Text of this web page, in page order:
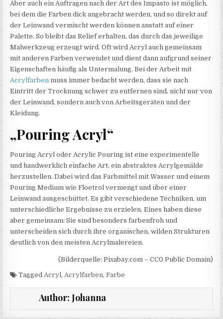
Aber auch ein Auftragen nach der Art des Impasto ist möglich,
bei dem die Farben dick angebracht werden, und so direkt auf
der Leinwand vermischt werden können anstatt auf einer
Palette. So bleibt das Relief erhalten, das durch das jeweilige
Malwerkzeug erzeugt wird. Oft wird Acryl auch gemeinsam
mit anderen Farben verwendet und dient dann aufgrund seiner
Eigenschaften häufig als Untermalung. Bei der Arbeit mit
Acrylfarben muss immer bedacht werden, dass sie nach
Eintritt der Trocknung schwer zu entfernen sind, nicht nur von
der Leinwand, sondern auch von Arbeitsgeräten und der
Kleidung.
„Pouring Acryl“
Pouring Acryl oder Acrylic Pouring ist eine experimentelle
und handwerklich einfache Art, ein abstraktes Acrylgemälde
herzustellen. Dabei wird das Farbmittel mit Wasser und einem
Pouring Medium wie Floetrol vermengt und über einer
Leinwand ausgeschüttet. Es gibt verschiedene Techniken, um
unterschiedliche Ergebnisse zu erzielen. Eines haben diese
aber gemeinsam: Sie sind besonders farbenfroh und
unterscheiden sich durch ihre organischen, wilden Strukturen
deutlich von den meisten Acrylmalereien.
(Bilderquelle: Pixabay.com – CC0 Public Domain)
TaggedAcryl,Acrylfarben,Farbe
Author: Johanna